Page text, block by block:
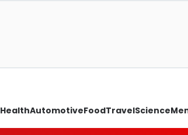
HealthAutomotiveFoodTravelScience